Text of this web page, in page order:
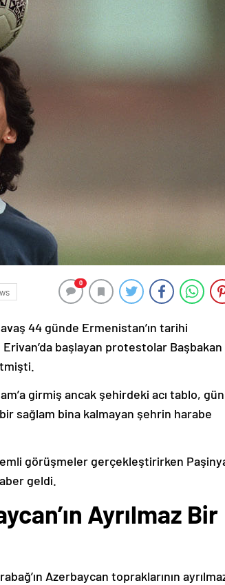
0
44 günde Ermenistan’ın tarihi
başlayan protestolar Başbakan
girmiş ancak şehirdeki acı tablo, gün
sağlam bina kalmayan şehrin harabe
görüşmeler gerçekleştirirken
geldi.
Ayrılmaz Bir
Azerbaycan topraklarının